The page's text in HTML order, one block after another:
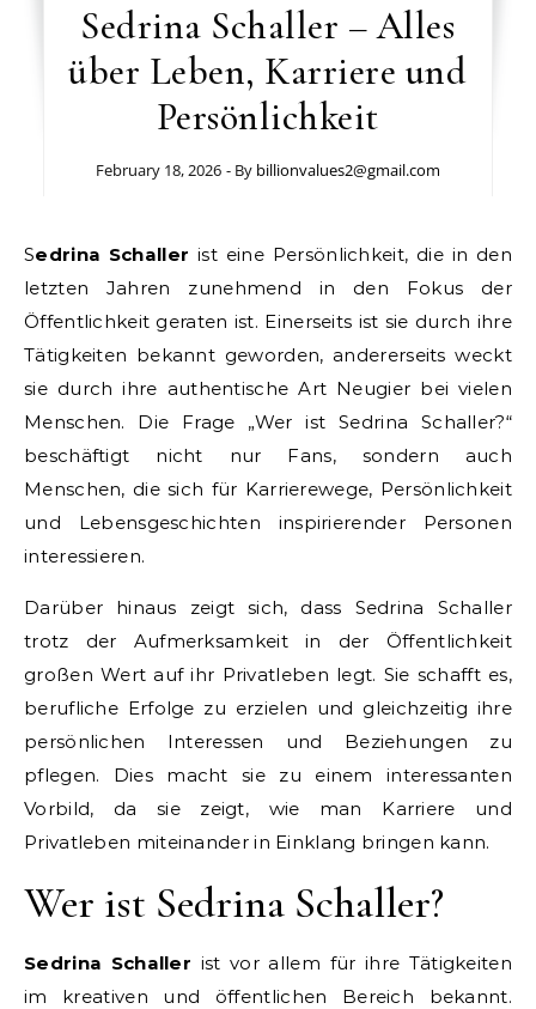
Sedrina Schaller – Alles
über Leben, Karriere und
Persönlichkeit
February 18, 2026 - By billionvalues2@gmail.com
Sedrina Schaller ist eine Persönlichkeit, die in den
letzten Jahren zunehmend in den Fokus der
Öffentlichkeit geraten ist. Einerseits ist sie durch ihre
Tätigkeiten bekannt geworden, andererseits weckt
sie durch ihre authentische Art Neugier bei vielen
Menschen. Die Frage „Wer ist Sedrina Schaller?“
beschäftigt nicht nur Fans, sondern auch
Menschen, die sich für Karrierewege, Persönlichkeit
und Lebensgeschichten inspirierender Personen
interessieren.
Darüber hinaus zeigt sich, dass Sedrina Schaller
trotz der Aufmerksamkeit in der Öffentlichkeit
großen Wert auf ihr Privatleben legt. Sie schafft es,
berufliche Erfolge zu erzielen und gleichzeitig ihre
persönlichen Interessen und Beziehungen zu
pflegen. Dies macht sie zu einem interessanten
Vorbild, da sie zeigt, wie man Karriere und
Privatleben miteinander in Einklang bringen kann.
Wer ist Sedrina Schaller?
Sedrina Schaller ist vor allem für ihre Tätigkeiten
im kreativen und öffentlichen Bereich bekannt.